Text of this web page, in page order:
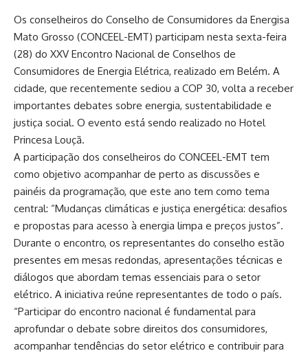
Os conselheiros do Conselho de Consumidores da Energisa
Mato Grosso (CONCEEL-EMT) participam nesta sexta-feira
(28) do XXV Encontro Nacional de Conselhos de
Consumidores de Energia Elétrica, realizado em Belém. A
cidade, que recentemente sediou a COP 30, volta a receber
importantes debates sobre energia, sustentabilidade e
justiça social. O evento está sendo realizado no Hotel
Princesa Louçã.
A participação dos conselheiros do CONCEEL-EMT tem
como objetivo acompanhar de perto as discussões e
painéis da programação, que este ano tem como tema
central: “Mudanças climáticas e justiça energética: desafios
e propostas para acesso à energia limpa e preços justos”.
Durante o encontro, os representantes do conselho estão
presentes em mesas redondas, apresentações técnicas e
diálogos que abordam temas essenciais para o setor
elétrico. A iniciativa reúne representantes de todo o país.
“Participar do encontro nacional é fundamental para
aprofundar o debate sobre direitos dos consumidores,
acompanhar tendências do setor elétrico e contribuir para